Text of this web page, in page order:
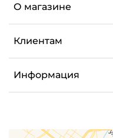
О магазине
Клиентам
Информация